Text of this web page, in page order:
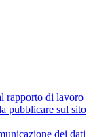
rapporto di lavoro
pubblicare sul sito
dei dati